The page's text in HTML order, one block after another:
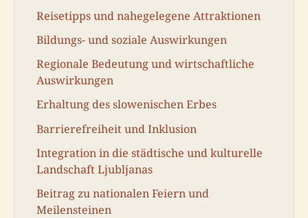
Reisetipps und nahegelegene Attraktionen
Bildungs- und soziale Auswirkungen
Regionale Bedeutung und wirtschaftliche
Auswirkungen
Erhaltung des slowenischen Erbes
Barrierefreiheit und Inklusion
Integration in die städtische und kulturelle
Landschaft Ljubljanas
Beitrag zu nationalen Feiern und
Meilensteinen